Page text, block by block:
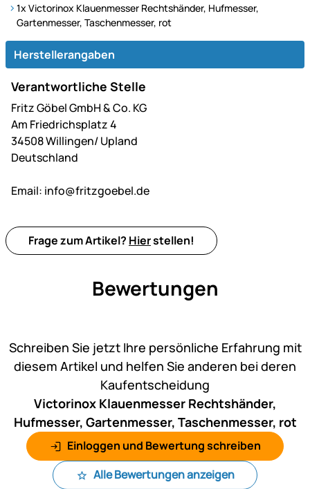
1x Victorinox Klauenmesser Rechtshänder, Hufmesser,
Gartenmesser, Taschenmesser, rot
Herstellerangaben
Verantwortliche Stelle
Fritz Göbel GmbH & Co. KG
Am Friedrichsplatz 4
34508 Willingen/ Upland
Deutschland
Email: info@fritzgoebel.de
Frage zum Artikel? Hierstellen!
Bewertungen
Schreiben Sie jetzt Ihre persönliche Erfahrung mit
diesem Artikel und helfen Sie anderen bei deren
Kaufentscheidung
Victorinox Klauenmesser Rechtshänder,
Hufmesser, Gartenmesser, Taschenmesser, rot
Einloggen und Bewertung schreiben
Alle Bewertungen anzeigen